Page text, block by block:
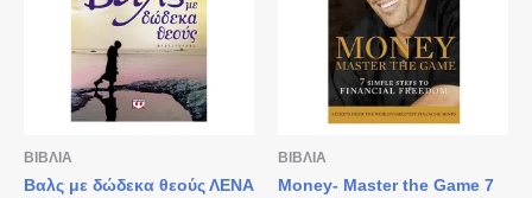
ΒΙΒΛΙΑ
Βαλς με δώδεκα θεούς ΛΕΝΑ
ΒΙΒΛΙΑ
Money- Master the Game 7